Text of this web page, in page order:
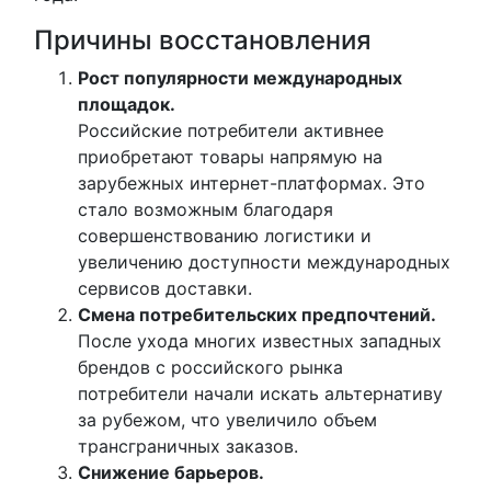
Причины восстановления
Рост популярности международных
площадок.
Российские потребители активнее
приобретают товары напрямую на
зарубежных интернет-платформах. Это
стало возможным благодаря
совершенствованию логистики и
увеличению доступности международных
сервисов доставки.
Смена потребительских предпочтений.
После ухода многих известных западных
брендов с российского рынка
потребители начали искать альтернативу
за рубежом, что увеличило объем
трансграничных заказов.
Снижение барьеров.